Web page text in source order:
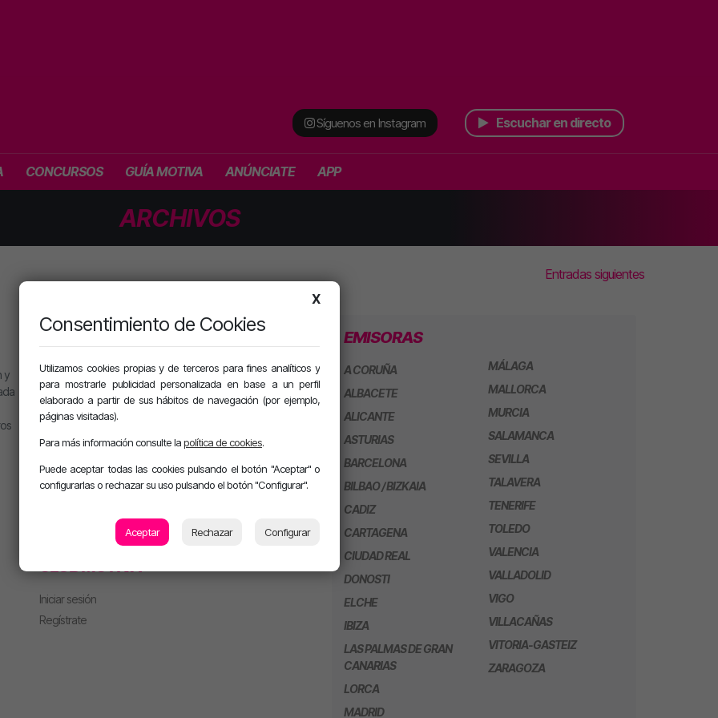
Síguenos en Instagram Escuchar en directo
CONCURSOS GUÍA MOTIVA ANÚNCIATE APP
ARCHIVOS
Entradas siguientes
y
PROGRAMACIÓN
MJ
Alan González
Jesús Sánchez
Juanma Arriaza
motiva HOT
motiva PARTY con Alan
m. PARTY Extended
CLUB MOTIVA
Iniciar sesión
Regístrate
SECCIONES
Playlist
Concursos
Anúnciate en la radio
EMISORAS
A CORUÑA
ALBACETE
ALICANTE
ASTURIAS
BARCELONA
BILBAO / BIZKAIA
CADIZ
CARTAGENA
CIUDAD REAL
DONOSTI
ELCHE
IBIZA
LAS PALMAS DE GRAN
CANARIAS
LORCA
MADRID
MÁLAGA
MALLORCA
MURCIA
SALAMANCA
SEVILLA
TALAVERA
TENERIFE
TOLEDO
VALENCIA
VALLADOLID
VIGO
VILLACAÑAS
VITORIA-GASTEIZ
ZARAGOZA
X
Consentimiento de Cookies
Utilizamos cookies propias y de terceros para fines analíticos y
para mostrarle publicidad personalizada en base a un perfil
elaborado a partir de sus hábitos de navegación (por ejemplo,
páginas visitadas).
Para más información consulte lapolítica de cookies.
Puede aceptar todas las cookies pulsando el botón "Aceptar" o
configurarlas o rechazar su uso pulsando el botón "Configurar".
Aceptar Rechazar Configurar